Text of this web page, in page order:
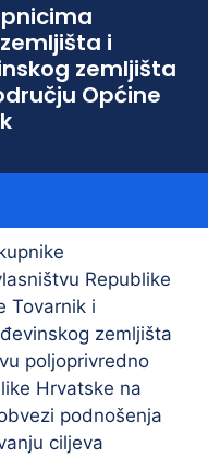
i
zemljišta
Općine
Republike
Tovarnik i
zemljišta
poljoprivredno
Hrvatske na
podnošenja
ciljeva